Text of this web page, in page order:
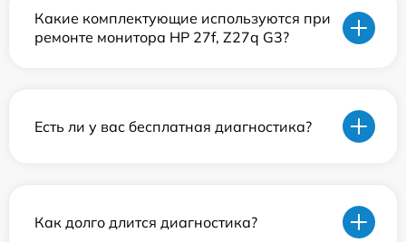
Какие комплектующие используются при
ремонте монитора HP 27f, Z27q G3?
Есть ли у вас бесплатная диагностика?
Как долго длится диагностика?